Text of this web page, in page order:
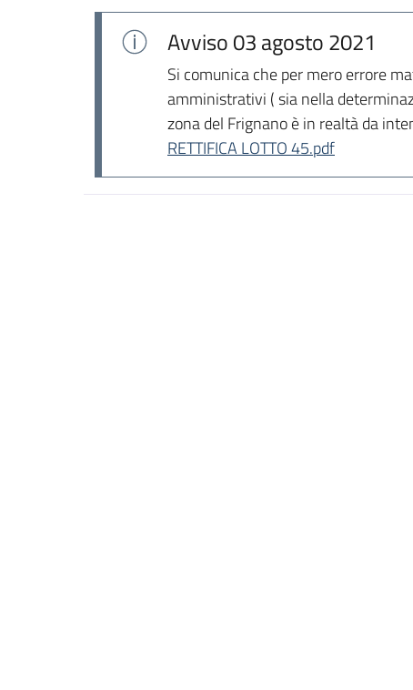
Avviso03 agosto 2021
Si comunica che per mero errore
amministrativi ( sia nella
zona del Frignano è in realtà da
RETTIFICA LOTTO 45.pdf